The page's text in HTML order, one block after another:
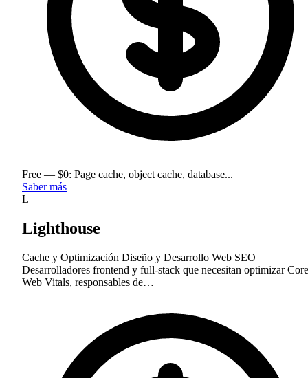
Free — $0: Page cache, object cache, database...
Saber más
L
Lighthouse
Cache y Optimización Diseño y Desarrollo Web SEO
Desarrolladores frontend y full-stack que necesitan optimizar Core
Web Vitals, responsables de…